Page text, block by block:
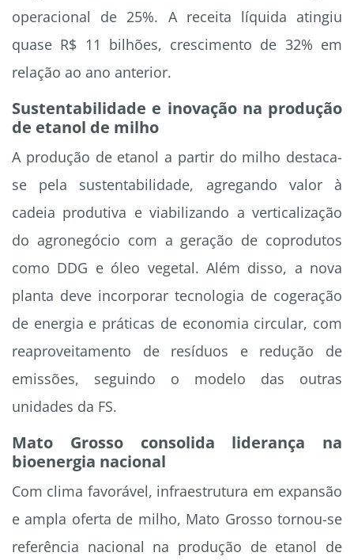
operacional de 25%. A receita líquida atingiu
quase R$ 11 bilhões, crescimento de 32% em
relação ao ano anterior.
Sustentabilidade e inovação na produção
de etanol de milho
A produção de etanol a partir do milho destaca-
se pela sustentabilidade, agregando valor à
cadeia produtiva e viabilizando a verticalização
do agronegócio com a geração de coprodutos
como DDG e óleo vegetal. Além disso, a nova
planta deve incorporar tecnologia de cogeração
de energia e práticas de economia circular, com
reaproveitamento de resíduos e redução de
emissões, seguindo o modelo das outras
unidades da FS.
Mato Grosso consolida liderança na
bioenergia nacional
Com clima favorável, infraestrutura em expansão
e ampla oferta de milho, Mato Grosso tornou-se
referência nacional na produção de etanol de